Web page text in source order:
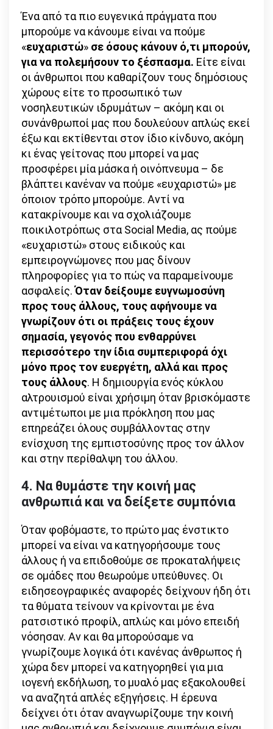
Ένα από τα πιο ευγενικά πράγματα που
μπορούμε να κάνουμε είναι να πούμε
«ευχαριστώ» σε όσους κάνουν ό,τι μπορούν,
για να πολεμήσουν το ξέσπασμα. Είτε είναι
οι άνθρωποι που καθαρίζουν τους δημόσιους
χώρους είτε το προσωπικό των
νοσηλευτικών ιδρυμάτων – ακόμη και οι
συνάνθρωποί μας που δουλεύουν απλώς εκεί
έξω και εκτίθενται στον ίδιο κίνδυνο, ακόμη
κι ένας γείτονας που μπορεί να μας
προσφέρει μία μάσκα ή οινόπνευμα – δε
βλάπτει κανέναν να πούμε «ευχαριστώ» με
όποιον τρόπο μπορούμε. Αντί να
κατακρίνουμε και να σχολιάζουμε
ποικιλοτρόπως στα Social Media, ας πούμε
«ευχαριστώ» στους ειδικούς και
εμπειρογνώμονες που μας δίνουν
πληροφορίες για το πώς να παραμείνουμε
ασφαλείς.Όταν δείξουμε ευγνωμοσύνη
προς τους άλλους, τους αφήνουμε να
γνωρίζουν ότι οι πράξεις τους έχουν
σημασία, γεγονός που ενθαρρύνει
περισσότερο την ίδια συμπεριφορά όχι
μόνο προς τον ευεργέτη, αλλά και προς
τους άλλους. Η δημιουργία ενός κύκλου
αλτρουισμού είναι χρήσιμη όταν βρισκόμαστε
αντιμέτωποι με μια πρόκληση που μας
επηρεάζει όλους συμβάλλοντας στην
ενίσχυση της εμπιστοσύνης προς τον άλλον
και στην περίθαλψη του άλλου.
4. Να θυμάστε την κοινή μας
ανθρωπιά και να δείξετε συμπόνια
Όταν φοβόμαστε, το πρώτο μας ένστικτο
μπορεί να είναι να κατηγορήσουμε τους
άλλους ή να επιδοθούμε σε προκαταλήψεις
σε ομάδες που θεωρούμε υπεύθυνες. Οι
ειδησεογραφικές αναφορές δείχνουν ήδη ότι
τα θύματα τείνουν να κρίνονται με ένα
ρατσιστικό προφίλ, απλώς και μόνο επειδή
νόσησαν. Αν και θα μπορούσαμε να
γνωρίζουμε λογικά ότι κανένας άνθρωπος ή
χώρα δεν μπορεί να κατηγορηθεί για μια
ιογενή εκδήλωση, το μυαλό μας εξακολουθεί
να αναζητά απλές εξηγήσεις. Η έρευνα
δείχνει ότι όταν αναγνωρίζουμε την κοινή